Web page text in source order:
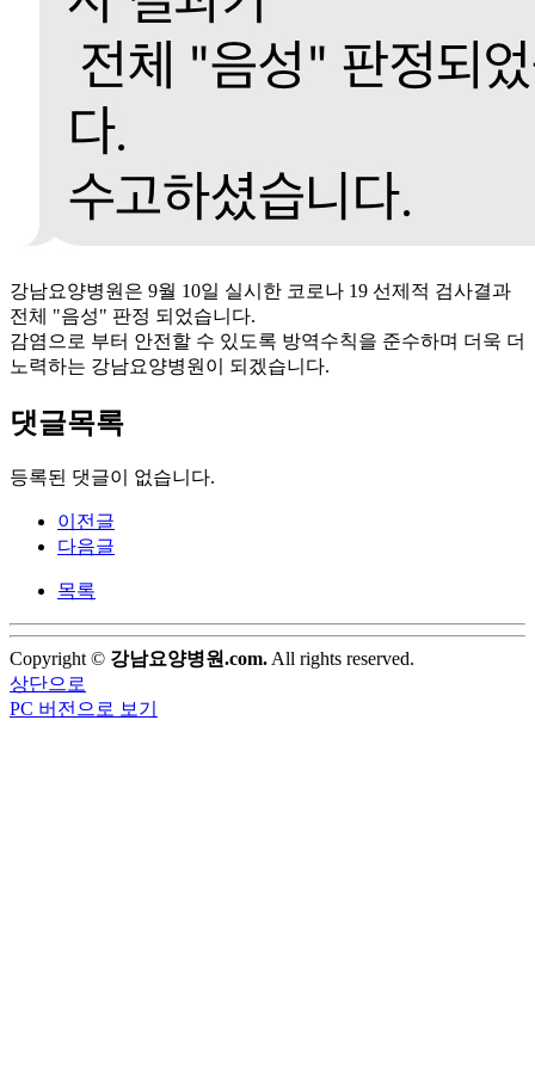
강남요양병원은 9월 10일 실시한 코로나 19 선제적 검사결과
전체 "음성" 판정 되었습니다.
감염으로 부터 안전할 수 있도록 방역수칙을 준수하며 더욱 더
노력하는 강남요양병원이 되겠습니다.
댓글목록
등록된 댓글이 없습니다.
이전글
다음글
목록
Copyright © 강남요양병원.com. All rights reserved.
상단으로
PC 버전으로 보기